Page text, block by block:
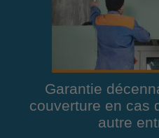
Garantie
couverture en cas
autre